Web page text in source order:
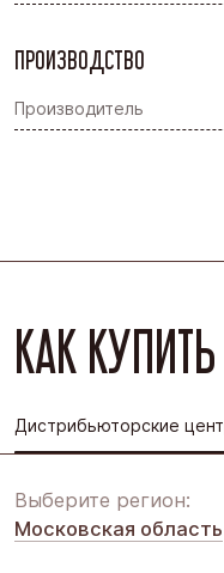
ПРОИЗВОДСТВО
Производитель
КАК КУПИТЬ
Дистрибьюторские
Выберите регион:
Московская область